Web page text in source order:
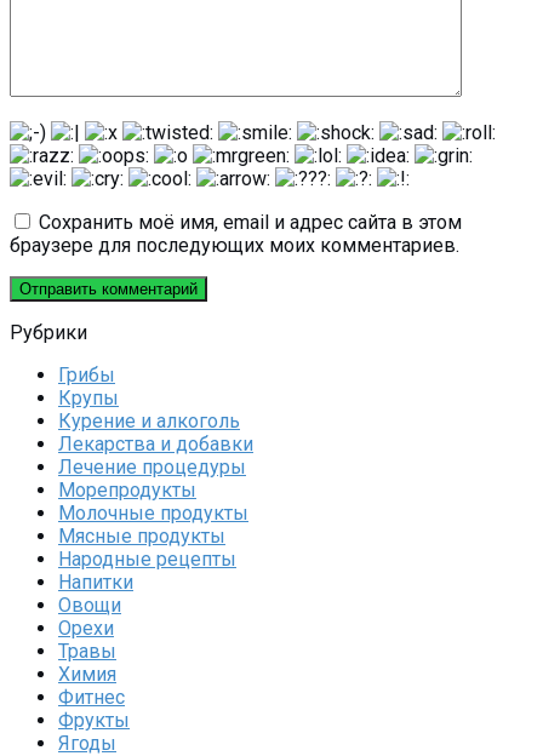
Сохранить моё имя, email и адрес сайта в этом
браузере для последующих моих комментариев.
Рубрики
Грибы
Крупы
Курение и алкоголь
Лекарства и добавки
Лечение процедуры
Морепродукты
Молочные продукты
Мясные продукты
Народные рецепты
Напитки
Овощи
Орехи
Травы
Химия
Фитнес
Фрукты
Ягоды